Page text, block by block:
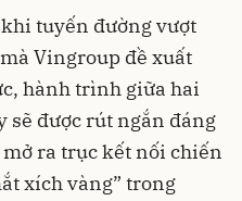
tuyến đường vượt
Vingroup đề xuất
hành trình giữa hai
sẽ được rút ngắn đáng
ra trục kết nối chiến
xích vàng” trong